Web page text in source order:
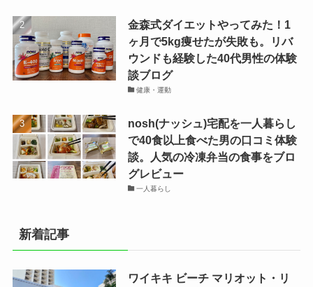
金森式ダイエットやってみた！1
ヶ月で5kg痩せたが失敗も。リバ
ウンドも経験した40代男性の体験
談ブログ
健康・運動
nosh(ナッシュ)宅配を一人暮らし
で40食以上食べた男の口コミ体験
談。人気の冷凍弁当の食事をブロ
グレビュー
一人暮らし
新着記事
ワイキキ ビーチ マリオット・リ